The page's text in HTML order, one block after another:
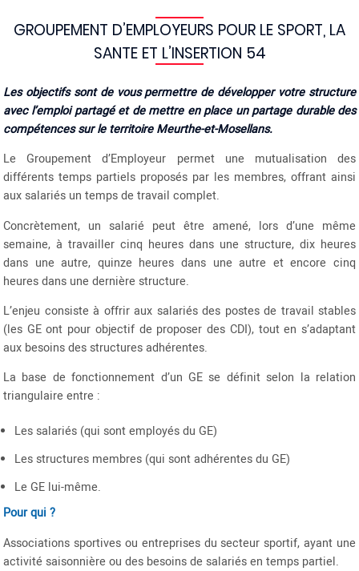
GROUPEMENT D’EMPLOYEURS POUR LE SPORT, LA
SANTE ET L’INSERTION 54
Les objectifs sont de vous permettre de développer votre structure
avec l’emploi partagé et de mettre en place un partage durable des
compétences sur le territoire Meurthe-et-Mosellans.
Le Groupement d’Employeur permet une mutualisation des
différents temps partiels proposés par les membres, offrant ainsi
aux salariés un temps de travail complet.
Concrètement, un salarié peut être amené, lors d’une même
semaine, à travailler cinq heures dans une structure, dix heures
dans une autre, quinze heures dans une autre et encore cinq
heures dans une dernière structure.
L’enjeu consiste à offrir aux salariés des postes de travail stables
(les GE ont pour objectif de proposer des CDI), tout en s’adaptant
aux besoins des structures adhérentes.
La base de fonctionnement d’un GE se définit selon la relation
triangulaire entre :
Les salariés (qui sont employés du GE)
Les structures membres (qui sont adhérentes du GE)
Le GE lui-même.
Pour qui ?
Associations sportives ou entreprises du secteur sportif, ayant une
activité saisonnière ou des besoins de salariés en temps partiel.